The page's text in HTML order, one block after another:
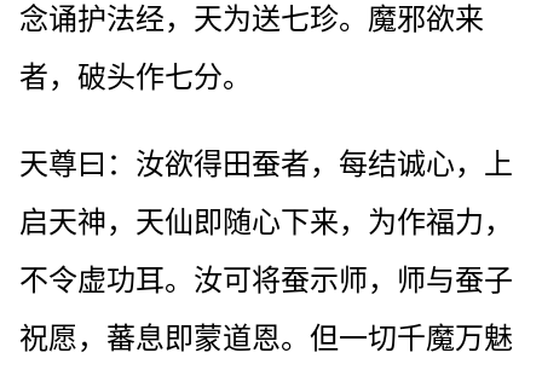
念诵护法经，天为送七珍。魔邪欲来
者，破头作七分。
天尊曰：汝欲得田蚕者，每结诚心，上
启天神，天仙即随心下来，为作福力，
不令虚功耳。汝可将蚕示师，师与蚕子
祝愿，蕃息即蒙道恩。但一切千魔万魅